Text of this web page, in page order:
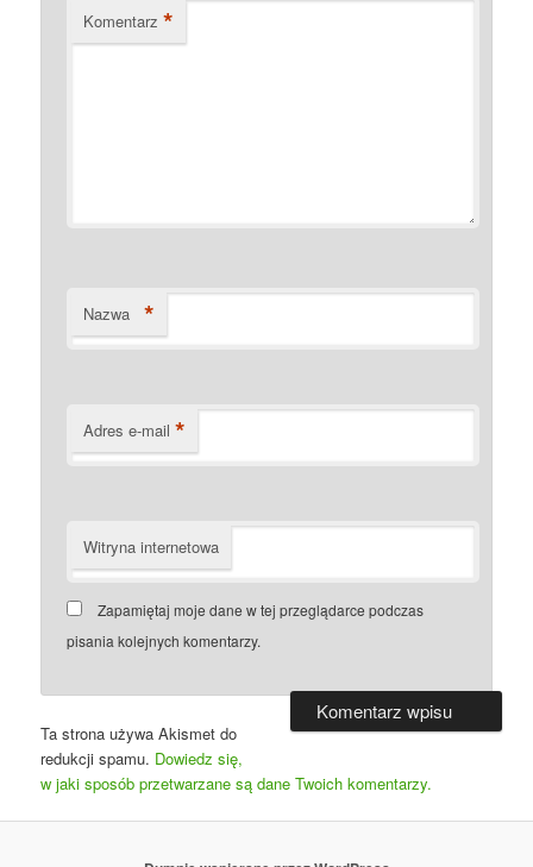
Komentarz *
Nazwa *
Adres e-mail *
Witryna internetowa
Zapamiętaj moje dane w tej przeglądarce podczas
pisania kolejnych komentarzy.
Ta strona używa Akismet do
redukcji spamu. Dowiedz się,
w jaki sposób przetwarzane są dane Twoich komentarzy.